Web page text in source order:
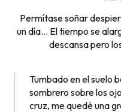
Permítase soñar
un día… El tiempo se
descansa pero
Tumbado en el suelo
sombrero sobre los
cruz, me quedé una